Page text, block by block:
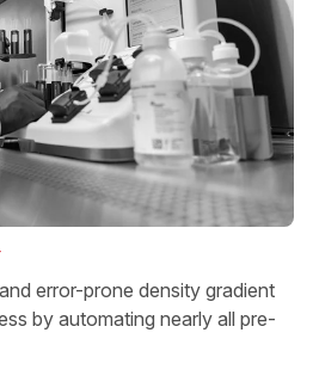
error-prone density gradient
by automating nearly all pre-